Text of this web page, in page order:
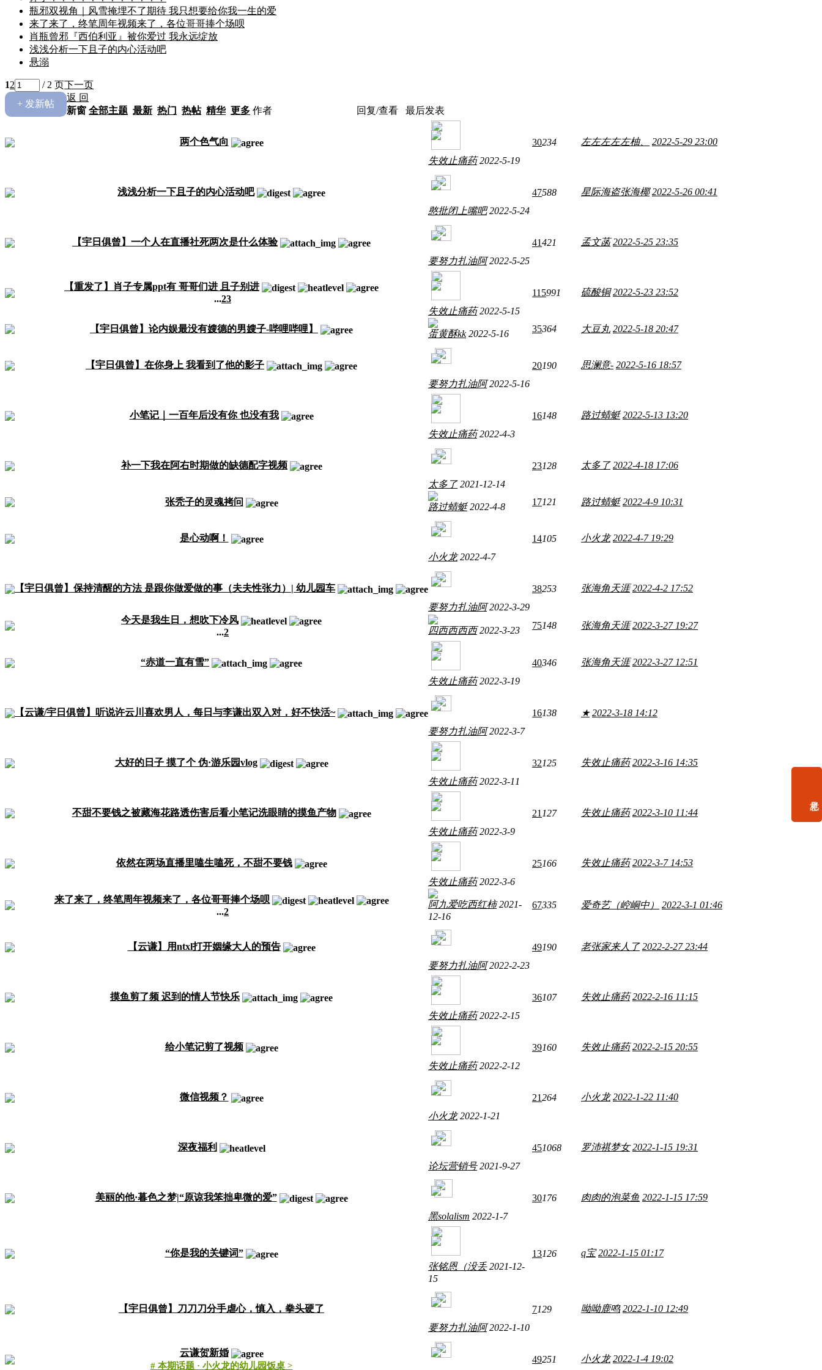
瓶邪双视角｜风雪掩埋不了期待 我只想要给你我一生的爱
来了来了，终笔周年视频来了，各位哥哥捧个场呗
肖瓶曾邪『西伯利亚』被你爱过 我永远绽放
浅浅分析一下且子的内心活动吧
悬溺
12 / 2 页下一页
返 回
+ 发新帖
新窗 全部主题 最新 热门 热帖 精华 更多 作者 回复/查看 最后发表
两个色气向
失效止痛药 2022-5-19
30234 左左左左左柚、 2022-5-29 23:00
浅浅分析一下且子的内心活动吧
憨批闭上嘴吧 2022-5-24
47588 星际海盗张海椰 2022-5-26 00:41
【宇日俱曾】一个人在直播社死两次是什么体验
要努力扎油阿 2022-5-25
41421 孟文菡 2022-5-25 23:35
【重发了】肖子专属ppt有 哥哥们进 且子别进
...23
失效止痛药 2022-5-15
115991 硫酸铜 2022-5-23 23:52
【宇日俱曾】论内娱最没有嫂德的男嫂子-哔哩哔哩】 蛋黄酥kk 2022-5-16 35364 大豆丸 2022-5-18 20:47
【宇日俱曾】在你身上 我看到了他的影子
要努力扎油阿 2022-5-16
20190 思澜意- 2022-5-16 18:57
小笔记｜一百年后没有你 也没有我
失效止痛药 2022-4-3
16148 路过蜻蜓 2022-5-13 13:20
补一下我在阿右时期做的缺德配字视频
太多了 2021-12-14
23128 太多了 2022-4-18 17:06
张秃子的灵魂拷问 路过蜻蜓 2022-4-8 17121 路过蜻蜓 2022-4-9 10:31
是心动啊！
小火龙 2022-4-7
14105 小火龙 2022-4-7 19:29
【宇日俱曾】保持清醒的方法 是跟你做爱做的事（夫夫性张力）| 幼儿园车
要努力扎油阿 2022-3-29
38253 张海角天涯 2022-4-2 17:52
今天是我生日，想吹下冷风
...2 四西西西西 2022-3-23 75148 张海角天涯 2022-3-27 19:27
“赤道一直有雪”
失效止痛药 2022-3-19
40346 张海角天涯 2022-3-27 12:51
【云谦/宇日俱曾】听说许云川喜欢男人，每日与李谦出双入对，好不快活~
要努力扎油阿 2022-3-7
16138 ★ 2022-3-18 14:12
大好的日子 摸了个 伪·游乐园vlog
失效止痛药 2022-3-11
32125 失效止痛药 2022-3-16 14:35
不甜不要钱之被藏海花路透伤害后看小笔记洗眼睛的摸鱼产物
失效止痛药 2022-3-9
21 127 失效止痛药 2022-3-10 11:44
依然在两场直播里嗑生嗑死，不甜不要钱
失效止痛药 2022-3-6
25166 失效止痛药 2022-3-7 14:53
来了来了，终笔周年视频来了，各位哥哥捧个场呗
...2
阿九爱吃西红柿 2021-
12-16
67335 爱奇艺（崆峒中） 2022-3-1 01:46
【云谦】用ntxl打开姻缘大人的预告
要努力扎油阿 2022-2-23
49190 老张家来人了 2022-2-27 23:44
摸鱼剪了频 迟到的情人节快乐
失效止痛药 2022-2-15
36107 失效止痛药 2022-2-16 11:15
给小笔记剪了视频
失效止痛药 2022-2-12
39160 失效止痛药 2022-2-15 20:55
微信视频？
小火龙 2022-1-21
21264 小火龙 2022-1-22 11:40
深夜福利
论坛营销号 2021-9-27
451068 罗沛祺梦女 2022-1-15 19:31
美丽的他·暮色之梦|“原谅我笨拙卑微的爱”
黑solalism 2022-1-7
30176 肉肉的泡菜鱼 2022-1-15 17:59
“你是我的关键词”
张铭恩（没丢 2021-12-
15
13126 q宝 2022-1-15 01:17
【宇日俱曾】刀刀刀分手虐心，慎入，拳头硬了
要努力扎油阿 2022-1-10
7129 呦呦鹿鸣 2022-1-10 12:49
云谦贺新婚
# 本期话题 · 小火龙的幼儿园饭桌 >
49251 小火龙 2022-1-4 19:02